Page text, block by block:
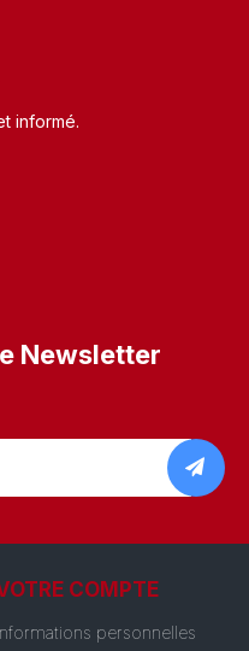
informé.​
Newsletter
COMPTE
personnelles